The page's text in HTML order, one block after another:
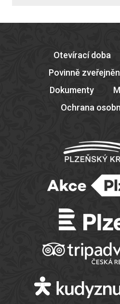
Otevírací doba
Povinně
Dokumenty
Ochrana